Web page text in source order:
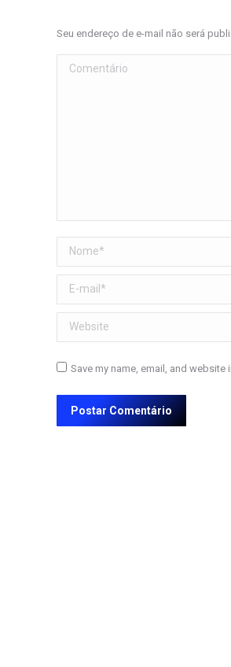
Seu endereço de e-mail não será
Comentário
Nome *
E-mail *
Website
Save my name, email, and
Postar Comentário